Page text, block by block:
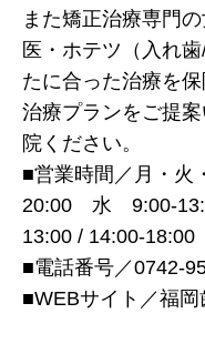
また矯正治療専門
医・ホテツ（入れ
たに合った治療を
治療プランをご提
院ください。
■営業時間／月・
20:00 水 9:00-
13:00 / 14:00-18:00
■電話番号／0742-
■WEBサイト／福岡